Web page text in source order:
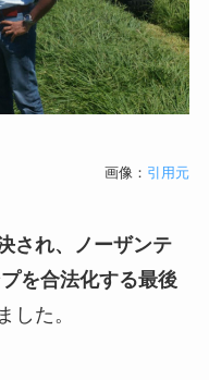
画像： 引用元
され、
ノーザンテ
を合法化する最後
した。